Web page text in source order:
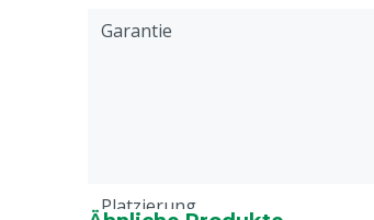
Garantie
Platzierung